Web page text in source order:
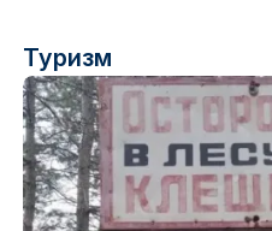
Туризм